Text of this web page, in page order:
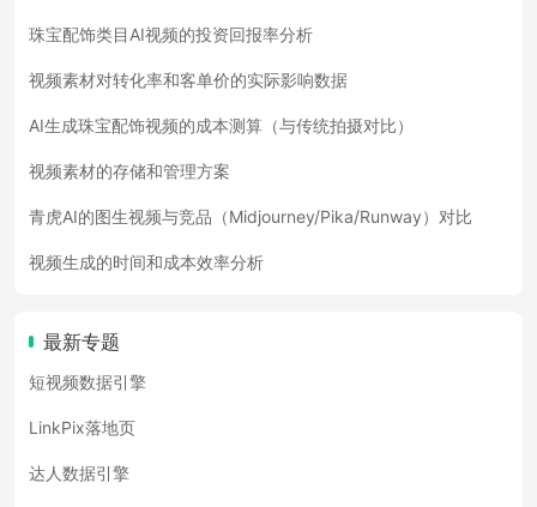
珠宝配饰类目AI视频的投资回报率分析
视频素材对转化率和客单价的实际影响数据
AI生成珠宝配饰视频的成本测算（与传统拍摄对比）
视频素材的存储和管理方案
青虎AI的图生视频与竞品（Midjourney/Pika/Runway）对比
视频生成的时间和成本效率分析
最新专题
短视频数据引擎
LinkPix落地页
达人数据引擎